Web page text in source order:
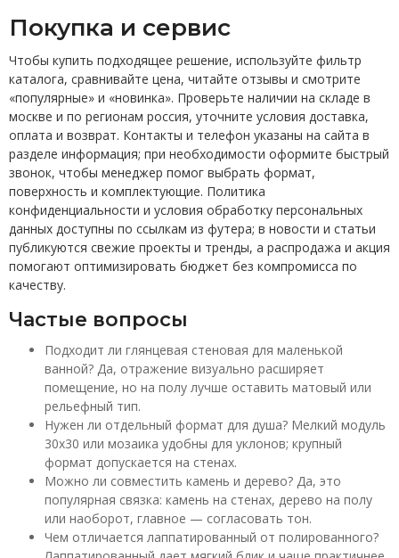
Покупка и сервис
Чтобы купить подходящее решение, используйте фильтр
каталога, сравнивайте цена, читайте отзывы и смотрите
«популярные» и «новинка». Проверьте наличии на складе в
москве и по регионам россия, уточните условия доставка,
оплата и возврат. Контакты и телефон указаны на сайта в
разделе информация; при необходимости оформите быстрый
звонок, чтобы менеджер помог выбрать формат,
поверхность и комплектующие. Политика
конфиденциальности и условия обработку персональных
данных доступны по ссылкам из футера; в новости и статьи
публикуются свежие проекты и тренды, а распродажа и акция
помогают оптимизировать бюджет без компромисса по
качеству.
Частые вопросы
Подходит ли глянцевая стеновая для маленькой
ванной? Да, отражение визуально расширяет
помещение, но на полу лучше оставить матовый или
рельефный тип.
Нужен ли отдельный формат для душа? Мелкий модуль
30x30 или мозаика удобны для уклонов; крупный
формат допускается на стенах.
Можно ли совместить камень и дерево? Да, это
популярная связка: камень на стенах, дерево на полу
или наоборот, главное — согласовать тон.
Чем отличается лаппатированный от полированного?